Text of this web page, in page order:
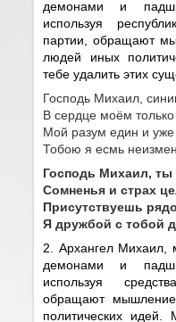
демонами и
используя
партии, обращают
людей иных
тебе удалить этих
Господь Михаил,
В сердце моём
Мой разум един и уже
Тобою я есмь
Господь Михаил,
Сомненья и страх
Присутствуешь
Я дружбой с тобой
2. Архангел Михаил,
демонами и
используя
обращают мышление
политических